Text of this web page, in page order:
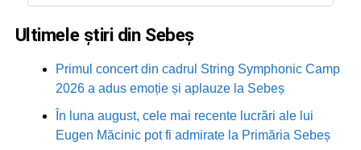
Ultimele știri din Sebeș
Primul concert din cadrul String Symphonic Camp
2026 a adus emoție și aplauze la Sebeș
În luna august, cele mai recente lucrări ale lui
Eugen Măcinic pot fi admirate la Primăria Sebeș